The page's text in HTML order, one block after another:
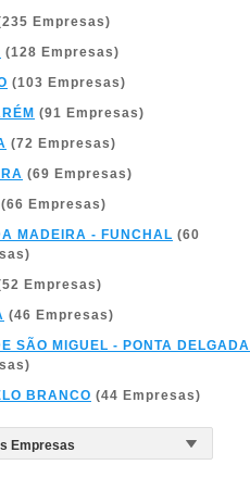
Empresas)
(128 Empresas)
(103 Empresas)
(91 Empresas)
(72 Empresas)
(69 Empresas)
(66 Empresas)
MADEIRA - FUNCHAL (60
Empresas)
(46 Empresas)
SÃO MIGUEL - PONTA DELGADA
BRANCO (44 Empresas)